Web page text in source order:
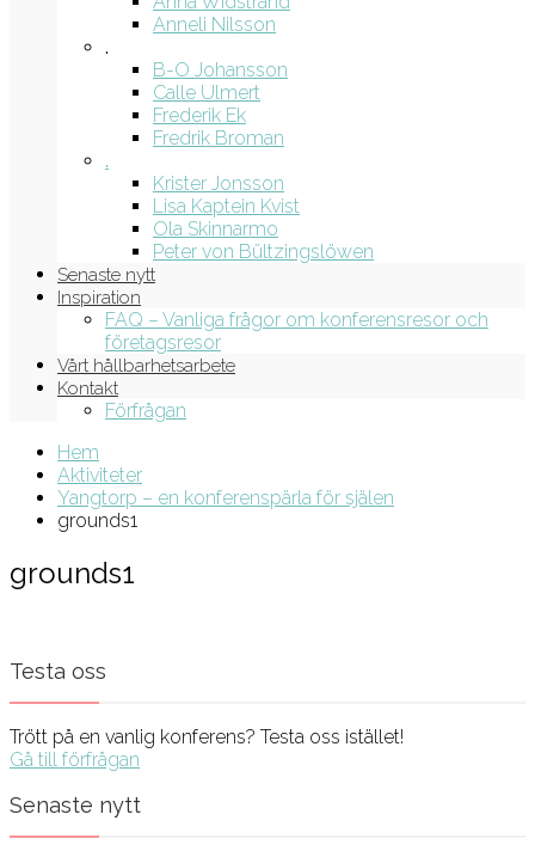
Anneli Nilsson
.
B-O Johansson
Calle Ulmert
Frederik Ek
Fredrik Broman
.
Krister Jonsson
Lisa Kaptein Kvist
Ola Skinnarmo
Peter von Bültzingslöwen
Senaste nytt
Inspiration
FAQ – Vanliga frågor om konferensresor och
företagsresor
Vårt hållbarhetsarbete
Kontakt
Förfrågan
Hem
Aktiviteter
Yangtorp – en konferenspärla för själen
grounds1
grounds1
Testa oss
Trött på en vanlig konferens? Testa oss istället!
Gå till förfrågan
Senaste nytt